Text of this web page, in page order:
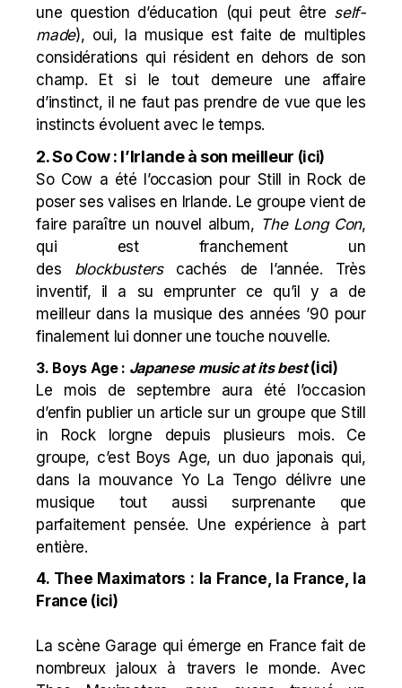
une question d’éducation (qui peut être self-
made), oui, la musique est faite de multiples
considérations qui résident en dehors de son
champ. Et si le tout demeure une affaire
d’instinct, il ne faut pas prendre de vue que les
instincts évoluent avec le temps.
2. So Cow : l’Irlande à son meilleur (ici)
So Cow a été l’occasion pour Still in Rock de
poser ses valises en Irlande. Le groupe vient de
faire paraître un nouvel album, The Long Con,
qui est franchement un
des blockbusters cachés de l’année. Très
inventif, il a su emprunter ce qu’il y a de
meilleur dans la musique des années ’90 pour
finalement lui donner une touche nouvelle.
3. Boys Age : Japanese music at its best (ici)
Le mois de septembre aura été l’occasion
d’enfin publier un article sur un groupe que Still
in Rock lorgne depuis plusieurs mois. Ce
groupe, c’est Boys Age, un duo japonais qui,
dans la mouvance Yo La Tengo délivre une
musique tout aussi surprenante que
parfaitement pensée. Une expérience à part
entière.
4. Thee Maximators : la France, la France, la
France (ici)
La scène Garage qui émerge en France fait de
nombreux jaloux à travers le monde. Avec